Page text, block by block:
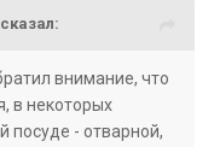
сказал:
внимание, что
в некоторых
посуде - отварной,